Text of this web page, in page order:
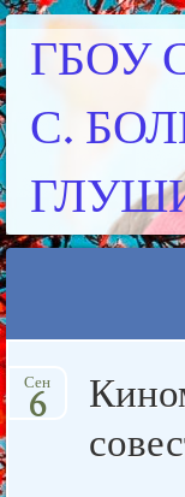
ГБОУ
С.
to
Сен
6